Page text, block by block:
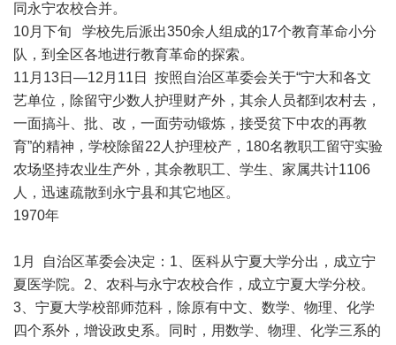
同永宁农校合并。
10月下旬 学校先后派出350余人组成的17个教育革命小分
队，到全区各地进行教育革命的探索。
11月13日—12月11日 按照自治区革委会关于“宁大和各文
艺单位，除留守少数人护理财产外，其余人员都到农村去，
一面搞斗、批、改，一面劳动锻炼，接受贫下中农的再教
育”的精神，学校除留22人护理校产，180名教职工留守实验
农场坚持农业生产外，其余教职工、学生、家属共计1106
人，迅速疏散到永宁县和其它地区。
1970年
1月 自治区革委会决定：1、医科从宁夏大学分出，成立宁
夏医学院。2、农科与永宁农校合作，成立宁夏大学分校。
3、宁夏大学校部师范科，除原有中文、数学、物理、化学
四个系外，增设政史系。同时，用数学、物理、化学三系的